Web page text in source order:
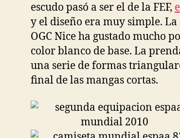
escudo pasó a ser el de la FEF,
y el diseño era muy simple.
OGC Nice ha gustado mucho
color blanco de base. La
una serie de formas
final de las mangas cortas.